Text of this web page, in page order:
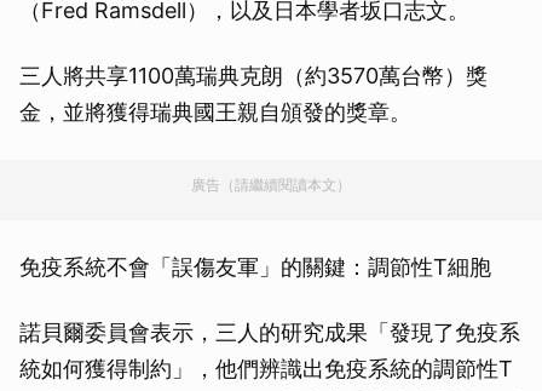
（Fred Ramsdell），以及日本學者坂口志文。
三人將共享1100萬瑞典克朗（約3570萬台幣）獎
金，並將獲得瑞典國王親自頒發的獎章。
廣告（請繼續閱讀本文）
免疫系統不會「誤傷友軍」的關鍵：調節性T細胞
諾貝爾委員會表示，三人的研究成果「發現了免疫系
統如何獲得制約」，他們辨識出免疫系統的調節性T